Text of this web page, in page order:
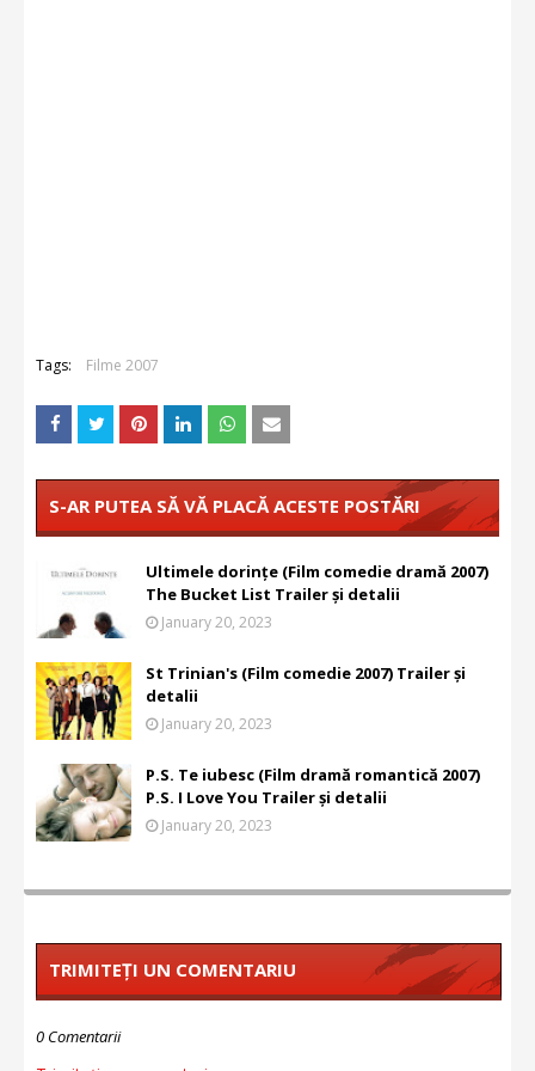
Tags: Filme 2007
S-AR PUTEA SĂ VĂ PLACĂ ACESTE POSTĂRI
Ultimele dorințe (Film comedie dramă 2007)
The Bucket List Trailer și detalii
January 20, 2023
St Trinian's (Film comedie 2007) Trailer și
detalii
January 20, 2023
P.S. Te iubesc (Film dramă romantică 2007)
P.S. I Love You Trailer și detalii
January 20, 2023
TRIMITEȚI UN COMENTARIU
0 Comentarii